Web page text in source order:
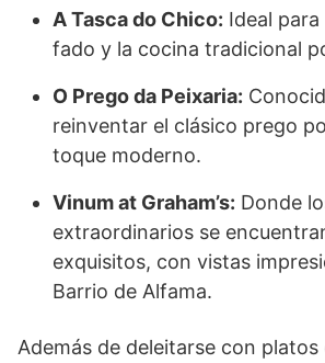
A Tasca do Chico: Ideal
fado y la cocina tradicional
O Prego da Peixaria:
reinventar el clásico prego
toque moderno.
Vinum at Graham’s: Donde
extraordinarios se
exquisitos, con vistas
Barrio de Alfama.
Además de deleitarse con platos